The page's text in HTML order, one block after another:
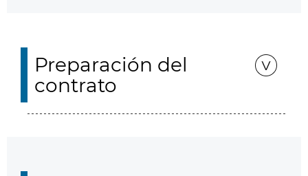
Preparación del
contrato